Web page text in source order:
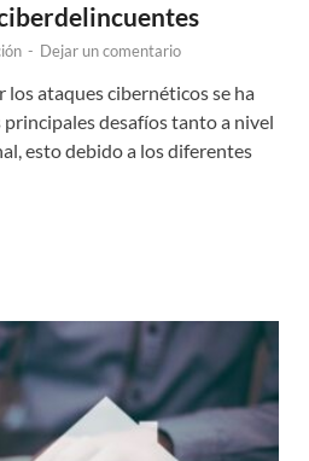
- Dejar un comentario
los ataques cibernéticos se ha
desafíos tanto a nivel
esto debido a los diferentes